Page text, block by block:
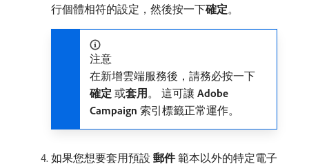
行個體相符的設定，然後按一下​確定。
注意
在新增雲端服務後，請務必按一下​
確定 ​或​套用 。 這可讓​ Adobe
Campaign ​索引標籤正常運作。
如果您想要套用預設​ 郵件​範本以外的特定電子